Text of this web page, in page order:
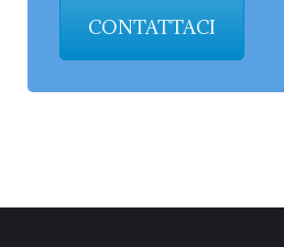
CONTATTACI